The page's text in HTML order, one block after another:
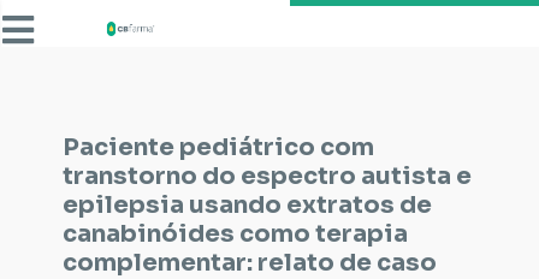
Paciente pediátrico com
transtorno do espectro autista e
epilepsia usando extratos de
canabinóides como terapia
complementar: relato de caso